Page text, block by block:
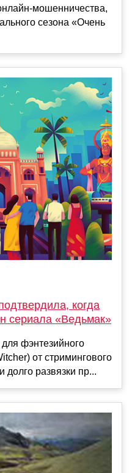
мошенничества,
сезона «Очень
когда
сериала «Ведьмак»
фэнтезийного
от стримингового
долго развязки пр...